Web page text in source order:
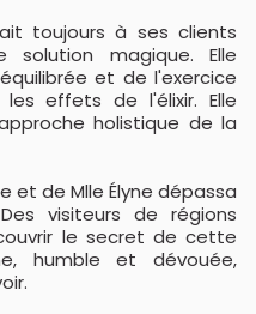
toujours à ses clients
magique. Elle
et de l'exercice
effets de l'élixir. Elle
holistique de la
et de Mlle Élyne dépassa
visiteurs de régions
le secret de cette
humble et dévouée,